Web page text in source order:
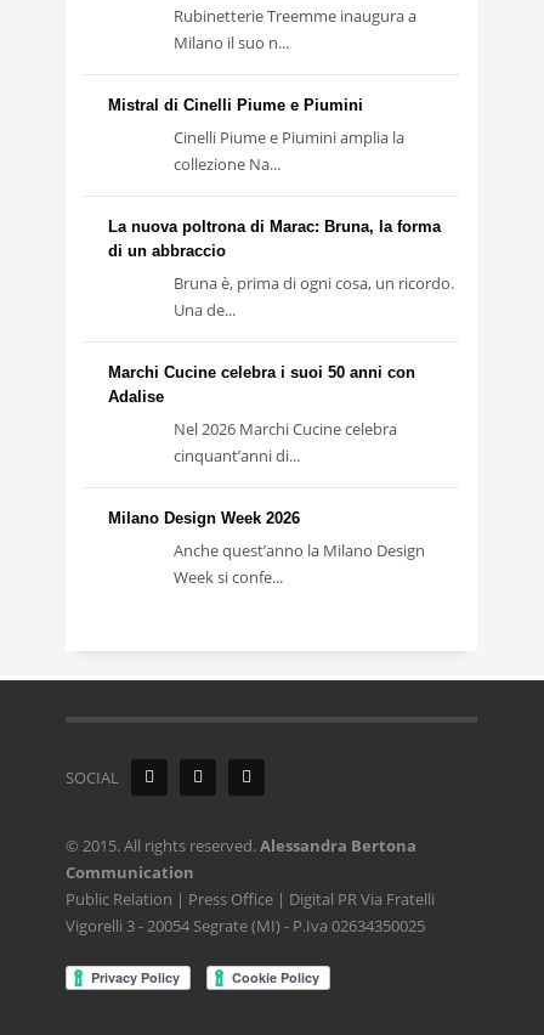
Rubinetterie Treemme inaugura a
Milano il suo n...
Mistral di Cinelli Piume e Piumini
Cinelli Piume e Piumini amplia la
collezione Na...
La nuova poltrona di Marac: Bruna, la forma
di un abbraccio
Bruna è, prima di ogni cosa, un ricordo.
Una de...
Marchi Cucine celebra i suoi 50 anni con
Adalise
Nel 2026 Marchi Cucine celebra
cinquant’anni di...
Milano Design Week 2026
Anche quest’anno la Milano Design
Week si confe...
SOCIAL
© 2015. All rights reserved. Alessandra Bertona
Communication
Public Relation | Press Office | Digital PR Via Fratelli
Vigorelli 3 - 20054 Segrate (MI) - P.Iva 02634350025